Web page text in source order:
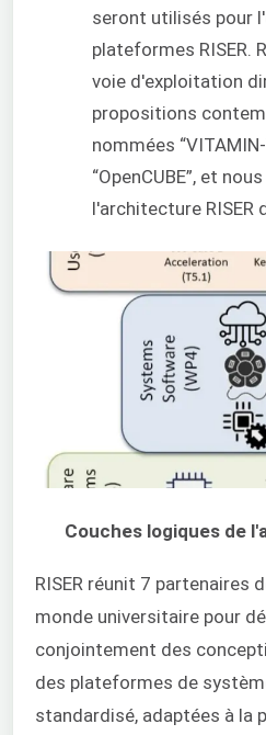
seront utilisés pour
plateformes RISER.
voie d'exploitation
propositions
nommées “VITAMIN-
“OpenCUBE”, et
l'architecture RISER
Couches logiques de
RISER réunit 7 partenaires
monde universitaire pour
conjointement des
des plateformes de
standardisé, adaptées à la